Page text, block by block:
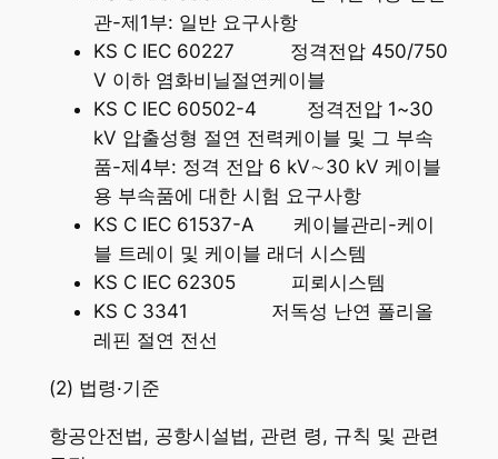
관-제1부: 일반 요구사항
KS C IEC 60227 정격전압 450/750
V 이하 염화비닐절연케이블
KS C IEC 60502-4 정격전압 1~30
kV 압출성형 절연 전력케이블 및 그 부속
품-제4부: 정격 전압 6 kV∼30 kV 케이블
용 부속품에 대한 시험 요구사항
KS C IEC 61537-A 케이블관리-케이
블 트레이 및 케이블 래더 시스템
KS C IEC 62305 피뢰시스템
KS C 3341 저독성 난연 폴리올
레핀 절연 전선
(2) 법령·기준
항공안전법, 공항시설법, 관련 령, 규칙 및 관련